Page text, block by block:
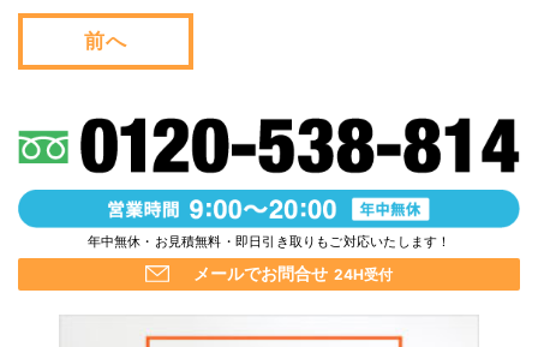
前へ
年中無休・お見積無料・即日引き取りもご対応いたします！
メールでお問合せ 24H受付